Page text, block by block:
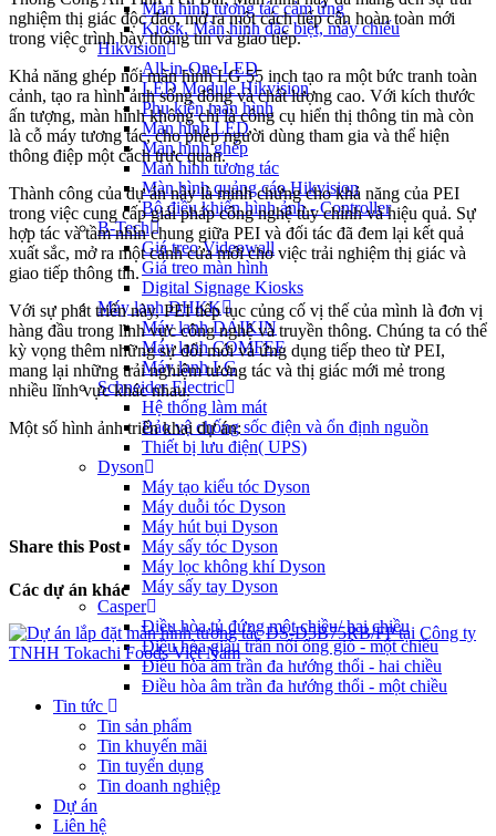
Màn hình tương tác cảm ứng
Kiosk, Màn hình đặc biệt, máy chiếu
Hikvision
All-in-One LED
LED Module Hikvision
Phụ kiện màn hình
Màn hình LED
Màn hình ghép
Màn hình tương tác
Màn hình quảng cáo Hikvision
Bộ điều khiển hình ảnh - Controller
B-Tech
Giá treo Videowall
Giá treo màn hình
Digital Signage Kiosks
Máy lạnh ĐHKK
Máy lạnh DAIKIN
Máy lạnh COMFEE
Máy lạnh LG
Schneider Electric
Hệ thống làm mát
Bảo vệ chống sốc điện và ổn định nguồn
Thiết bị lưu điện( UPS)
Dyson
Máy tạo kiểu tóc Dyson
Máy duỗi tóc Dyson
Máy hút bụi Dyson
Máy sấy tóc Dyson
Máy lọc không khí Dyson
Máy sấy tay Dyson
Casper
Điều hòa tủ đứng một chiều/ hai chiều
Điều hòa giấu trần nối ống gió - một chiều
Điều hòa âm trần đa hướng thổi - hai chiều
Điều hòa âm trần đa hướng thổi - một chiều
Tin tức
Tin sản phẩm
Tin khuyến mãi
Tin tuyển dụng
Tin doanh nghiệp
Dự án
Liên hệ
nghiệm thị giác độc đáo, mở ra một cách tiếp cận hoàn toàn mới
trong việc trình bày thông tin và giao tiếp.
Khả năng ghép nối màn hình LG 55 inch tạo ra một bức tranh toàn
cảnh, tạo ra hình ảnh sống động và chất lượng cao. Với kích thước
ấn tượng, màn hình không chỉ là công cụ hiển thị thông tin mà còn
là cỗ máy tương tác, cho phép người dùng tham gia và thể hiện
thông điệp một cách trực quan.
Thành công của dự án này là minh chứng cho khả năng của PEI
trong việc cung cấp giải pháp công nghệ tùy chỉnh và hiệu quả. Sự
hợp tác và tầm nhìn chung giữa PEI và đối tác đã đem lại kết quả
xuất sắc, mở ra một cánh cửa mới cho việc trải nghiệm thị giác và
giao tiếp thông tin.
Với sự phát triển này, PEI tiếp tục củng cố vị thế của mình là đơn vị
hàng đầu trong lĩnh vực công nghệ và truyền thông. Chúng ta có thể
kỳ vọng thêm những sự đổi mới và ứng dụng tiếp theo từ PEI,
mang lại những trải nghiệm tương tác và thị giác mới mẻ trong
nhiều lĩnh vực khác nhau.
Một số hình ảnh triển khai dự án:
Share this Post
Các dự án khác